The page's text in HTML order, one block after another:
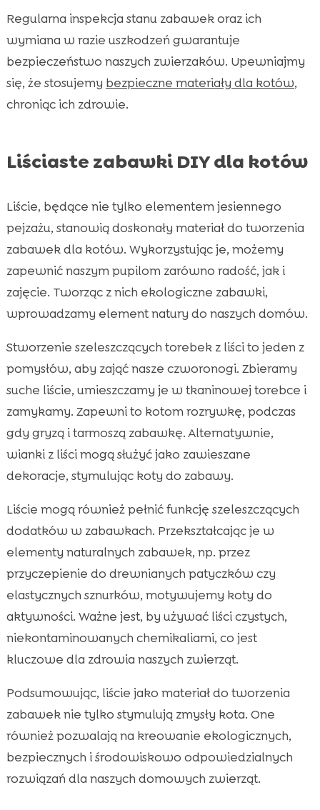
Regularna inspekcja stanu zabawek oraz ich
wymiana w razie uszkodzeń gwarantuje
bezpieczeństwo naszych zwierzaków. Upewniajmy
się, że stosujemy bezpieczne materiały dla kotów,
chroniąc ich zdrowie.
Liściaste zabawki DIY dla kotów
Liście, będące nie tylko elementem jesiennego
pejzażu, stanowią doskonały materiał do tworzenia
zabawek dla kotów. Wykorzystując je, możemy
zapewnić naszym pupilom zarówno radość, jak i
zajęcie. Tworząc z nich ekologiczne zabawki,
wprowadzamy element natury do naszych domów.
Stworzenie szeleszczących torebek z liści to jeden z
pomysłów, aby zająć nasze czworonogi. Zbieramy
suche liście, umieszczamy je w tkaninowej torebce i
zamykamy. Zapewni to kotom rozrywkę, podczas
gdy gryzą i tarmoszą zabawkę. Alternatywnie,
wianki z liści mogą służyć jako zawieszane
dekoracje, stymulując koty do zabawy.
Liście mogą również pełnić funkcję szeleszczących
dodatków w zabawkach. Przekształcając je w
elementy naturalnych zabawek, np. przez
przyczepienie do drewnianych patyczków czy
elastycznych sznurków, motywujemy koty do
aktywności. Ważne jest, by używać liści czystych,
niekontaminowanych chemikaliami, co jest
kluczowe dla zdrowia naszych zwierząt.
Podsumowując, liście jako materiał do tworzenia
zabawek nie tylko stymulują zmysły kota. One
również pozwalają na kreowanie ekologicznych,
bezpiecznych i środowiskowo odpowiedzialnych
rozwiązań dla naszych domowych zwierząt.